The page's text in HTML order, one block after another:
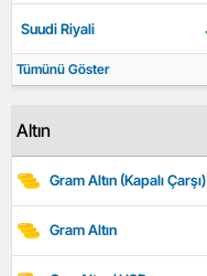
Suudi Riyali
Tümünü Göster
Altın
Gram Altın (Kapalı Çarşı)
Gram Altın